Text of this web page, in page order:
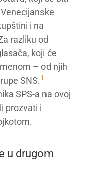
i na
razliku od
koji će
– od njih
SNS.1
SPS-a na ovoj
prozvati i
u drugom